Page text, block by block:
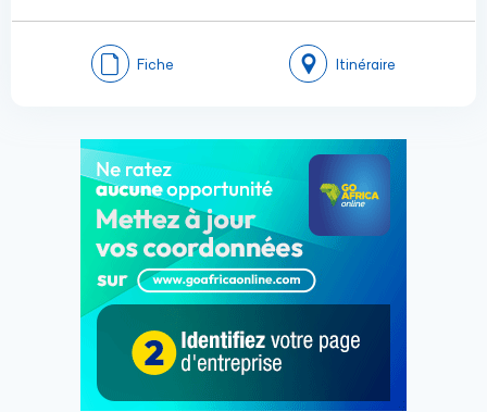
Fiche Itinéraire